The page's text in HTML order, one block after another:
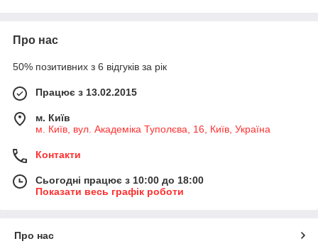
інформацію про протоку. Коли потік припиняється,
зворотним полюсом у лопаті, прикріпленій до корпусу.
термін служби та стійкість до вищого
Геркон має високу точність і довгий термін
служби.
Про нас
50% позитивних з 6 відгуків за рік
Працює з 13.02.2015
м. Київ
м. Київ, вул. Академіка Туполєва, 16, Київ, Україна
Контакти
Сьогодні працює з 10:00 до 18:00
Показати весь графік роботи
Про нас